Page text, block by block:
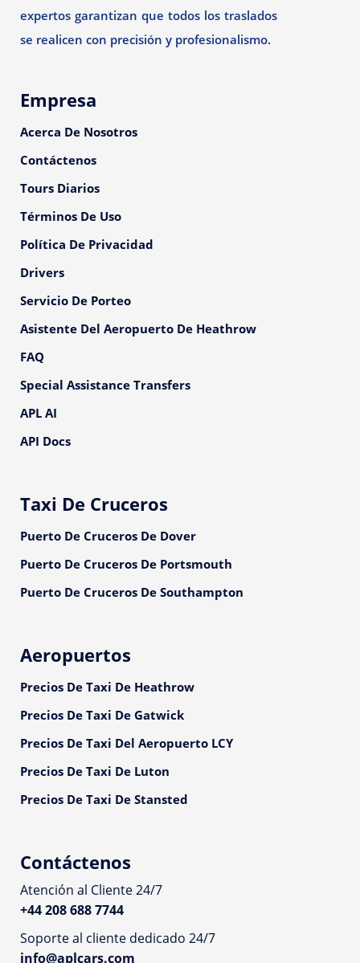
expertos garantizan que todos los traslados
se realicen con precisión y profesionalismo.
Empresa
Acerca De Nosotros
Contáctenos
Tours Diarios
Términos De Uso
Política De Privacidad
Drivers
Servicio De Porteo
Asistente Del Aeropuerto De Heathrow
FAQ
Special Assistance Transfers
APL AI
API Docs
Taxi De Cruceros
Puerto De Cruceros De Dover
Puerto De Cruceros De Portsmouth
Puerto De Cruceros De Southampton
Aeropuertos
Precios De Taxi De Heathrow
Precios De Taxi De Gatwick
Precios De Taxi Del Aeropuerto LCY
Precios De Taxi De Luton
Precios De Taxi De Stansted
Contáctenos
Atención al Cliente 24/7
+44 208 688 7744
Soporte al cliente dedicado 24/7
info@aplcars.com